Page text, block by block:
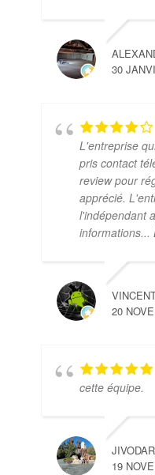
30
L'entreprise
pris contact
review pour
apprécié.
l'indépendant
informations...
20
cette équipe.
19